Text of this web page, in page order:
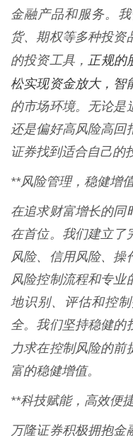
金融产品和服务。
货、期权等多种投资
的投资工具， 正规的
松实现资金放大，智
的市场环境。无论是
还是偏好高风险高回
证券找到适合自己的
**风险管理，稳健增
在追求财富增长的同
在首位。我们建立了
风险、信用风险、操
风险控制流程和专业
地识别、评估和控
全。我们坚持稳健的
力求在控制风险的前
富的稳健增值。
**科技赋能，高效便
万隆证券积极拥抱金